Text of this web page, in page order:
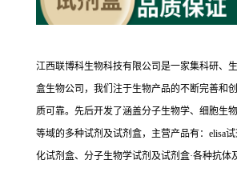
江西联博科生物科技有限公司是一家集科研、
盒生物公司，我们注于生物产品的不断完善和
质可靠。先后开发了涵盖分子生物学、细胞生
等域的多种试剂及试剂盒，主营产品有：elisa
化试剂盒、分子生物学试剂及试剂盒·各种抗体